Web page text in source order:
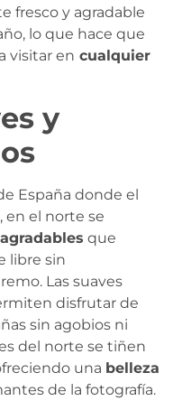
fresco y agradable
lo que hace que
visitar en cualquier
y
España donde el
en el norte se
que
libre sin
Las suaves
disfrutar de
sin agobios ni
del norte se tiñen
una belleza
de la fotografía.